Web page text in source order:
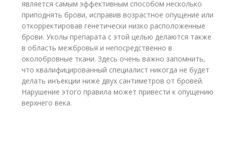
является самым эффективным способом несколько
приподнять брови, исправив возрастное опущение или
откорректировав генетически низко расположенные
брови. Уколы препарата с этой целью делаются также
в область межбровья и непосредственно в
околобровные ткани. Здесь очень важно запомнить,
что квалифицированный специалист никогда не будет
делать инъекции ниже двух сантиметров от бровей.
Нарушение этого правила может привести к опущению
верхнего века.